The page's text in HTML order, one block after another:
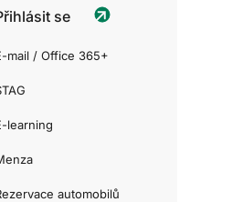
se
mail / Office 365+
learning
automobilů